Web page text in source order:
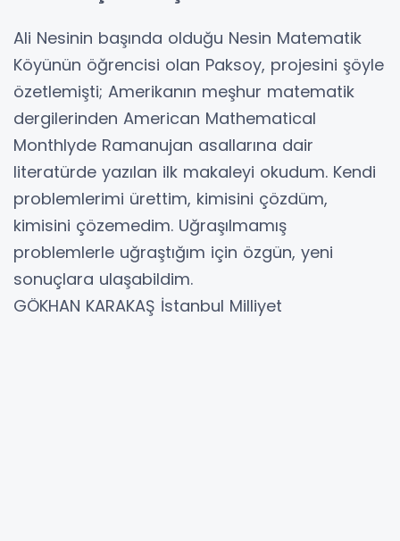
Ali Nesinin başında olduğu Nesin Matematik
Köyünün öğrencisi olan Paksoy, projesini şöyle
özetlemişti; Amerikanın meşhur matematik
dergilerinden American Mathematical
Monthlyde Ramanujan asallarına dair
literatürde yazılan ilk makaleyi okudum. Kendi
problemlerimi ürettim, kimisini çözdüm,
kimisini çözemedim. Uğraşılmamış
problemlerle uğraştığım için özgün, yeni
sonuçlara ulaşabildim.
GÖKHAN KARAKAŞ İstanbul Milliyet